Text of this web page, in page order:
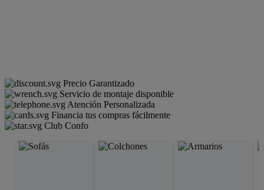
Precio Garantizado
Servicio de montaje disponible
Atención Personalizada
Financia tus compras fácilmente
Club Confo